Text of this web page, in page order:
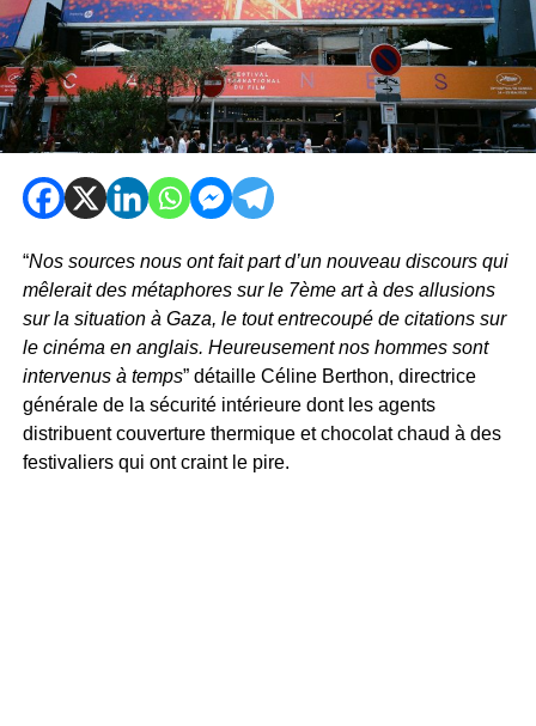
“Nos sources nous ont fait part d’un nouveau discours qui
mêlerait des métaphores sur le 7ème art à des allusions
sur la situation à Gaza, le tout entrecoupé de citations sur
le cinéma en anglais. Heureusement nos hommes sont
intervenus à temps” détaille Céline Berthon, directrice
générale de la sécurité intérieure dont les agents
distribuent couverture thermique et chocolat chaud à des
festivaliers qui ont craint le pire.